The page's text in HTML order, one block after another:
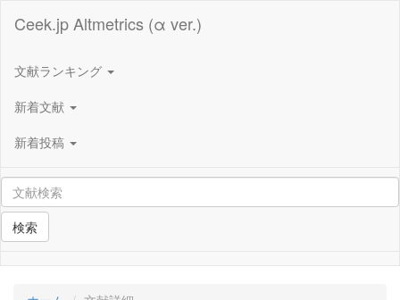
Ceek.jp Altmetrics (α ver.)
文献ランキング
新着文献
新着投稿
検索